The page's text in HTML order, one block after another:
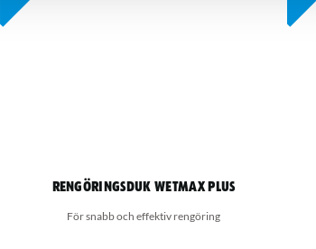
Rengöringsduk Wetmax Plus
För snabb och effektiv rengöring